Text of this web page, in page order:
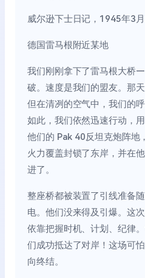
威尔逊下士日记，1945年3
德国雷马根附近某地
我们刚刚拿下了雷马根大桥
破。速度是我们的盟友。那
但在清冽的空气中，我们的
如此，我们依然迅速行动，
他们的 Pak 40反坦克炮阵地
火力覆盖封锁了东岸，并在
进了。
整座桥都被装置了引线准备
电。他们没来得及引爆。这
依靠把握时机、计划、纪律
们成功抵达了对岸！这场可
向终结。